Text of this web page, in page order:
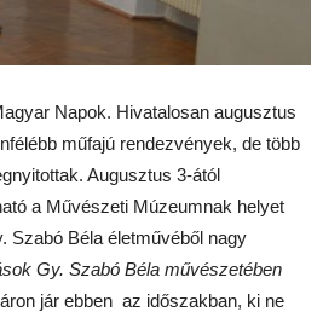
Napok. Hivatalosan augusztus
műfajú rendezvények, de több
Augusztus 3-ától
a Művészeti Múzeumnak helyet
Szabó Béla életművéből nagy
Gy. Szabó Béla művészetében
jár ebben az időszakban, ki ne